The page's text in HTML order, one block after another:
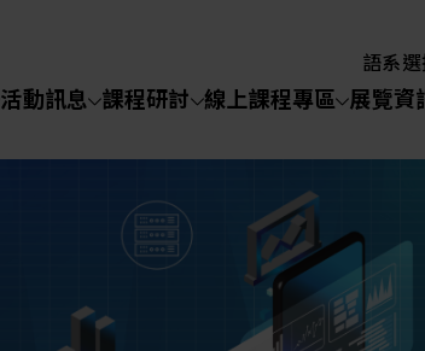
語系
活動訊息 課程研討 線上課程專區 展覽資
關於我們
活動訊息
半導體設備
Sputter)
電化學沉積(ECD)
電漿清潔(Plasma
Cleaning)
曝光機(Stepper
Exposurer/
廠商資訊
半導體設備
封測/測試設備
半導體設備
電化學沉積(ECD)
烘烤(Baker)